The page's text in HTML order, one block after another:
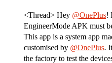
<Thread> Hey @OnePlus!
EngineerMode APK must
This app is a system app
customised by @OnePlus.
the factory to test the